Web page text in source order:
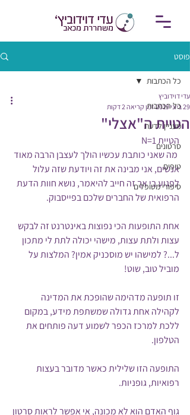
פוסט
כל הכתבות
מעניין לדעת
סרטונים
טיפים
סיפורי מטופלים
כל הכתבות
הטיית ה"אצלי"
עדי דוידוביץ
29 ביוני 2019
זמן קריאה 2 דקות
הטיית N=1
מה שאני כותבת עכשיו הולך לעצבן הרבה מאוד
אנשים, אני מבינה את זה ויודעת שזה עלול
לפגוע בי אך זה חייב להיאמר, נושא חוות הדעת
הרפואית של החברים שלכם בפייסבוק.
אחת התופעות הכי נפוצות באינטרנט זה לבקש
עצות ולתת עצות, מישהי יכולה לתת לי מתכון
ל...? למישהו יש מוסכניק אמין? המלצות על
מוביל טוב, שוט!
זו תופעה מדהימה שהופכת את המדינה
לקהילה אחת גדולה שמשתפת מידע, במקום
ללכת למרכז הכפר לשמוע דעה פותחים את
הטלפון.
התופעה הזו שלילית כאשר מדובר בעצות
רפואיות, גופניות.
גוף האדם הוא לא מכונה, אי אפשר לראות סרטון